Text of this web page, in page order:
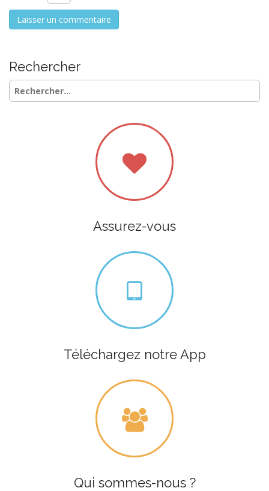
Rechercher
Rechercher :
Assurez-vous
Téléchargez notre App
Qui sommes-nous ?